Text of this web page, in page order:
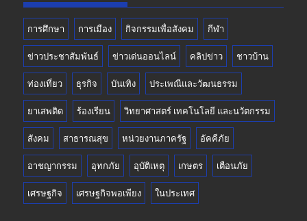
การศึกษา การเมือง กิจกรรมเพื่อสังคม กีฬา
ข่าวประชาสัมพันธ์ ข่าวเด่นออนไลน์ คลิปข่าว ชาวบ้าน
ท่องเที่ยว ธุรกิจ บันเทิง ประเพณีและวัฒนธรรม
ยาเสพติด ร้องเรียน วิทยาศาสตร์ เทคโนโลยี และนวัตกรรม
สังคม สาธารณสุข หน่วยงานภาครัฐ อัคคีภัย
อาชญากรรม อุทกภัย อุบัติเหตุ เกษตร เตือนภัย
เศรษฐกิจ เศรษฐกิจพอเพียง ในประเทศ